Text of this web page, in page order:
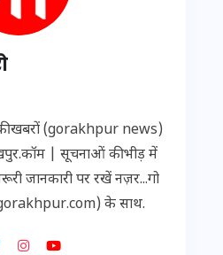
खबरों (gorakhpur news)
| सूचनाओं की भीड़ में
जानकारी पर रखें नज़र...गो
के साथ.